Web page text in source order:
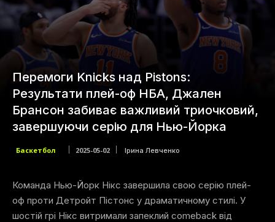
Перемоги Knicks над Pistons:
Результати плей-оф НБА, Джален
Брансон забиває важливий триочковий,
завершуючи серію для Нью-Йорка
Баскетбол 2025-05-02 Ірина Левченко
Команда Нью-Йорк Нікс завершила свою серію плей-
оф проти Детройт Пістонс у драматичному стилі. У
шостій грі Нікс витримали запеклий comeback від